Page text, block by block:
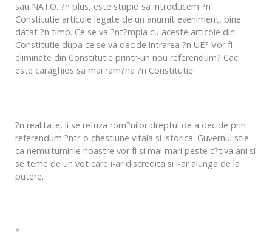
sau NATO. ?n plus, este stupid sa introducem ?n
Constitutie articole legate de un anumit eveniment, bine
datat ?n timp. Ce se va ?nt?mpla cu aceste articole din
Constitutie dupa ce se va decide intrarea ?n UE? Vor fi
eliminate din Constitutie printr-un nou referendum? Caci
este caraghios sa mai ram?na ?n Constitutie!
?n realitate, li se refuza rom?nilor dreptul de a decide prin
referendum ?ntr-o chestiune vitala si istorica. Guvernul stie
ca nemultumirile noastre vor fi si mai mari peste c?tiva ani si
se teme de un vot care i-ar discredita si i-ar alunga de la
putere.
*